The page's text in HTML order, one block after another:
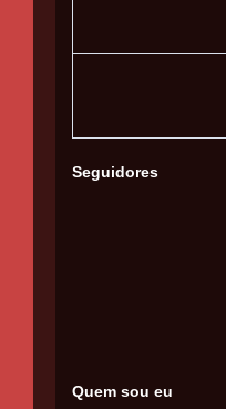
Seguidores
Quem sou eu